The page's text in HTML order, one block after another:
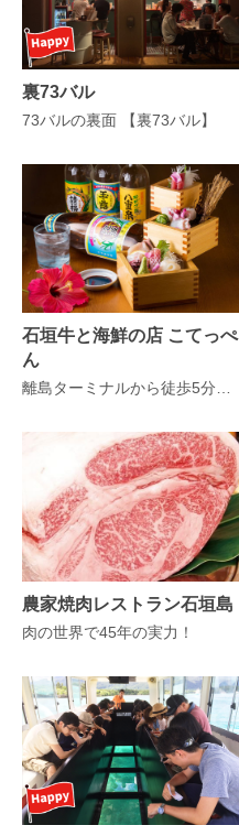
裏73バル
73バルの裏面 【裏73バル】
石垣牛と海鮮の店 こてっぺ
ん
離島ターミナルから徒歩5分！地元の美味しいものがたくさん！ 115席の大型店！
農家焼肉レストラン石垣島
肉の世界で45年の実力！